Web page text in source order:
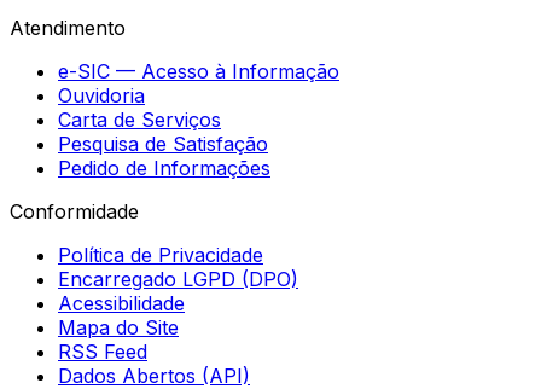
Atendimento
e-SIC — Acesso à Informação
Ouvidoria
Carta de Serviços
Pesquisa de Satisfação
Pedido de Informações
Conformidade
Política de Privacidade
Encarregado LGPD (DPO)
Acessibilidade
Mapa do Site
RSS Feed
Dados Abertos (API)